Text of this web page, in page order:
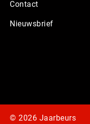
Contact
Nieuwsbrief
© 2026 Jaarbeurs